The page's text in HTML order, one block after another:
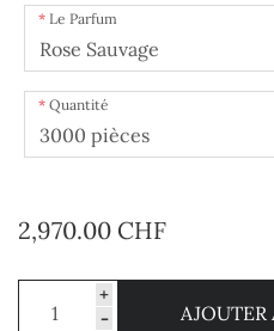
Le Parfum
Quantité
2,970.00 CHF
+
-
AJOUTER